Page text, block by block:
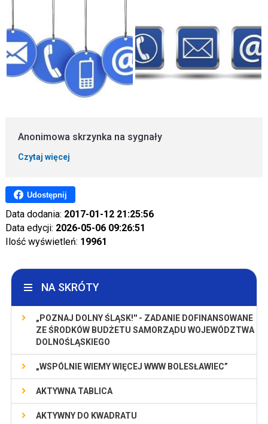
Anonimowa skrzynka na sygnały
Czytaj więcej
Udostępnij
Data dodania: 2017-01-12 21:25:56
Data edycji: 2026-05-06 09:26:51
Ilość wyświetleń: 19961
NA SKRÓTY
„POZNAJ DOLNY ŚLĄSK!'' - ZADANIE DOFINANSOWANE
ZE ŚRODKÓW BUDŻETU SAMORZĄDU WOJEWÓDZTWA
DOLNOŚLĄSKIEGO
„WSPÓLNIE WIEMY WIĘCEJ WWW BOLESŁAWIEC”
AKTYWNA TABLICA
AKTYWNY DO KWADRATU